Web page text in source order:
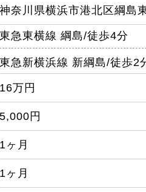
神奈川県横浜市港北区綱島
東急東横線 綱島/徒歩4分
東急新横浜線 新綱島/徒歩2
16万円
5,000円
1ヶ月
1ヶ月